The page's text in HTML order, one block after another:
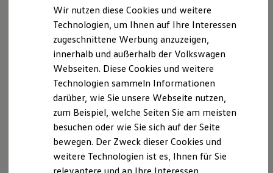
Laden unterwegs
Laden Zuhause
Ladestationen finden
Ladezeitensimulator
Batterie
Sicherheit
Nachhaltigkeit
Technologie
Kosten und Kauf
Verbrauchskosten
Kaufoptionen
E-Auto-Förderung
Software und Konnektivität
Die ID. Software 6
deutschen Lieferprogramm abweichen. Abgebildet sind
teilweise Sonderausstattungen der Fahrzeuge gegen
Bitte beachten Sie auch unseren Konfigurator für eine
Übersicht der aktuell verfügbaren Modelle und Ausstattungen.
Die angegebenen Verbrauchs- und Emissionswerte beziehen
sich nicht auf ein einzelnes Fahrzeug und sind nicht Bestandteil
des Angebots, sondern dienen allein Vergleichszwecken
zwischen den verschiedenen Fahrzeugtypen.
Zusatzausstattungen und Zubehör(Anbauteile, Reifenformat
usw.) können relevante Fahrzeugparameter, wiez. B.
Rollwiderstand und Aerodynamik verändern und neben
Witterungs- und Verkehrsbedingungen sowie dem
Wir nutzen diese Cookies und weitere
Technologien, um Ihnen auf Ihre Interessen
zugeschnittene Werbung anzuzeigen,
innerhalb und außerhalb der Volkswagen
Webseiten. Diese Cookies und weitere
Technologien sammeln Informationen
darüber, wie Sie unsere Webseite nutzen,
zum Beispiel, welche Seiten Sie am meisten
besuchen oder wie Sie sich auf der Seite
bewegen. Der Zweck dieser Cookies und
weitere Technologien ist es, Ihnen für Sie
relevantere und an Ihre Interessen